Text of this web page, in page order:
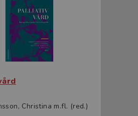
Christina m.fl. (red.)